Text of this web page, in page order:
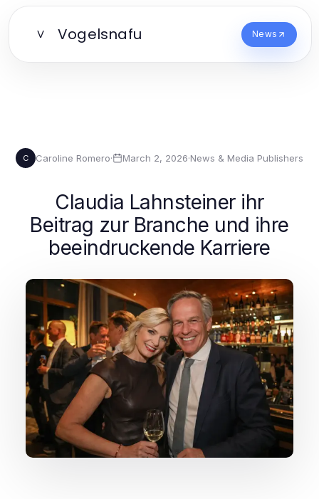
V Vogelsnafu News
C Caroline Romero· March 2, 2026·News & Media Publishers
Claudia Lahnsteiner ihr
Beitrag zur Branche und ihre
beeindruckende Karriere